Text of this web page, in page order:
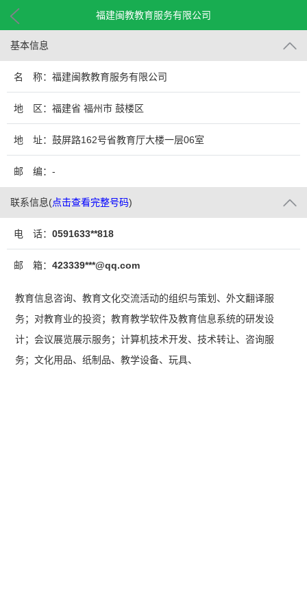
福建闽教教育服务有限公司
基本信息
名 称：福建闽教教育服务有限公司
地 区：福建省 福州市 鼓楼区
地 址：鼓屏路162号省教育厅大楼一层06室
邮 编：-
联系信息(点击查看完整号码)
电 话： 0591633**818
邮 箱： 423339***@qq.com
教育信息咨询、教育文化交流活动的组织与策划、外文翻译服
务；对教育业的投资；教育教学软件及教育信息系统的研发设
计；会议展览展示服务；计算机技术开发、技术转让、咨询服
务；文化用品、纸制品、教学设备、玩具、